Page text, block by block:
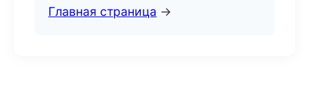
Главная страница →